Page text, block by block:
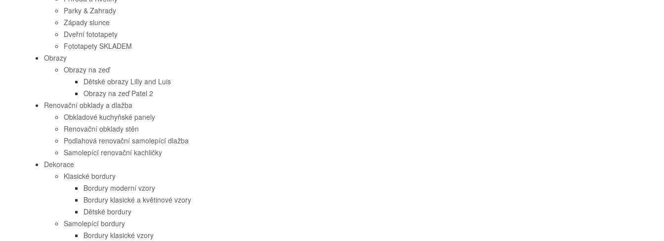
Parky & Zahrady
Západy slunce
Dveřní fototapety
Fototapety SKLADEM
Obrazy
Obrazy na zeď
Dětské obrazy Lilly and Luis
Obrazy na zeď Patel 2
Renovační obklady a dlažba
Obkladové kuchyňské panely
Renovační obklady stěn
Podlahová renovační samolepící dlažba
Samolepící renovační kachličky
Dekorace
Klasické bordury
Bordury moderní vzory
Bordury klasické a květinové vzory
Dětské bordury
Samolepící bordury
Bordury klasické vzory